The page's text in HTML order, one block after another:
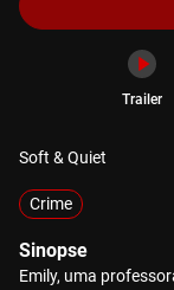
Trailer
Soft & Quiet
Crime
Sinopse
Emily, uma